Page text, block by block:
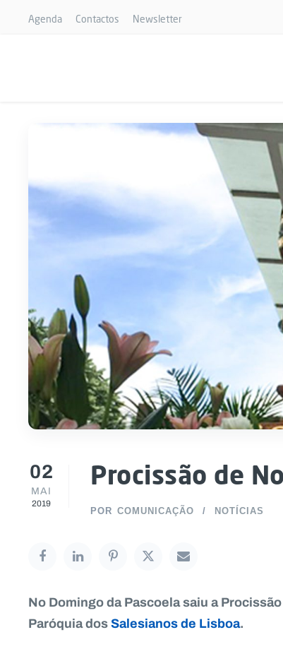
Agenda Contactos Newsletter
02
MAI
2019
Procissão de
POR COMUNICAÇÃO NOTÍCIAS
No Domingo da Pascoela saiu a
Paróquia dosSalesianos de Lisboa.